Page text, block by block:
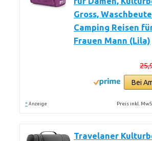
Gross,
Camping Reisen
Frauen Mann (Lila)
Bei
* Anzeige Preis inkl.
Travelaner